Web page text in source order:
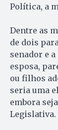
Política, a
Dentre as
de dois
senador e
esposa,
ou filhos
seria uma
embora
Legislativa.